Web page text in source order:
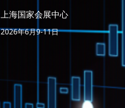
上海国家会展中心
2026年6月9-11日